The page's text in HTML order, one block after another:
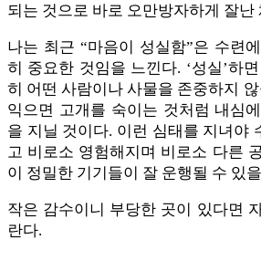
되는 것으로 바로 오만방자하게 잘난
나는 최근 “마음이 성실함”은 수련
히 중요한 것임을 느낀다. ‘성실’하
히 어떤 사람이나 사물을 존중하지
익으면 고개를 숙이는 것처럼 내심
을 지닐 것이다. 이런 심태를 지녀야
고 비로소 영험해지며 비로소 다른
이 정밀한 기기들이 잘 운행될 수 있
작은 감수이니 부당한 곳이 있다면
란다.